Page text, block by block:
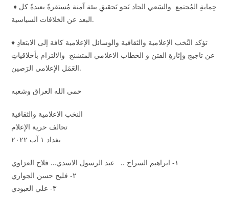
♦️ حِمايةِ المُجتمع والسَعي الجاد نَحو تَحقيقِ بيئة آمنة مُستقرةً بعيدةً كل
البعد عن الخلافات السياسية.
♦️ تؤكد النُخب الإعلامية والثقافية والوسائل الإعلامية كافة إلى الابتعادِ
عن تاجيج وإثارةِ الفتن و الخطاب الاعلامي المتشنج والالتزام بأخلاقياتِ
العَمَل الإعلامي الرَصين.
بغداد ١ آب ٢٠٢٢
١- ابراهيم السراج .. عبد الرسول الاسدي… فلاح العزاوي
٣- علي العبودي